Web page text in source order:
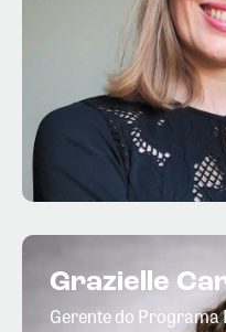
Grazielle
Gerente do Programa